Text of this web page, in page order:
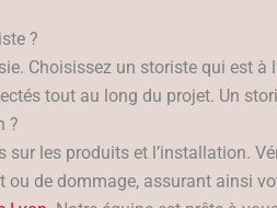
?
Choisissez un storiste qui est
tout au long du projet. Un
?
les produits et l’installation.
de dommage, assurant ainsi